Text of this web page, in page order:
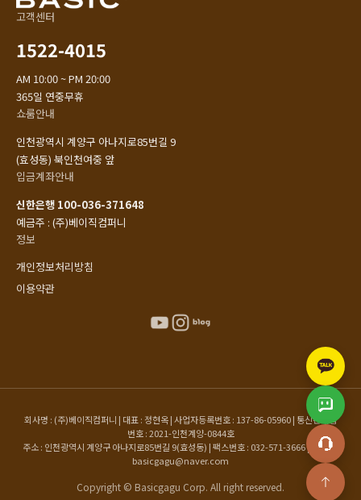
고객센터
1522-4015
AM 10:00 ~ PM 20:00
365일 연중무휴
쇼룸안내
인천광역시 계양구 아나지로85번길 9
(효성동) 북인천여중 앞
입금계좌안내
신한은행 100-036-371648
예금주 : (주)베이직컴퍼니
정보
개인정보처리방침
이용약관
회사명 : (주)베이직컴퍼니 | 대표 : 정현옥 | 사업자등록번호 : 137-86-05960 | 통신판매업
번호 : 2021-인천계양-0844호
주소 : 인천광역시 계양구 아나지로85번길 9(효성동) | 팩스번호 : 032-571-3666 | 이메일 :
basicgagu@naver.com
Copyright © Basicgagu Corp. All right reserved.